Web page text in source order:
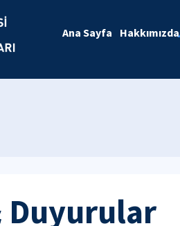
Ana Sayfa Hakkımızda
Duyurular